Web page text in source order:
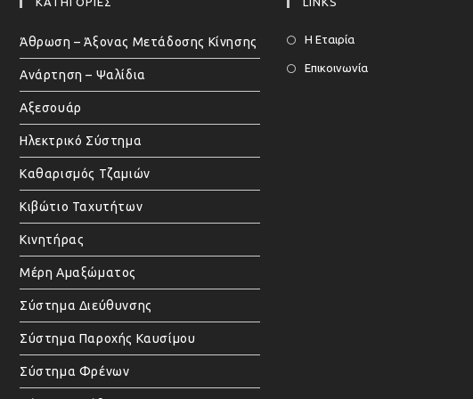
Άθρωση – Άξονας Μετάδοσης Κίνησης
Ανάρτηση – Ψαλίδια
Αξεσουάρ
Ηλεκτρικό Σύστημα
Καθαρισμός Τζαμιών
Κιβώτιο Ταχυτήτων
Κινητήρας
Μέρη Αμαξώματος
Σύστημα Διεύθυνσης
Σύστημα Παροχής Καυσίμου
Σύστημα Φρένων
Η Εταιρία
Επικοινωνία